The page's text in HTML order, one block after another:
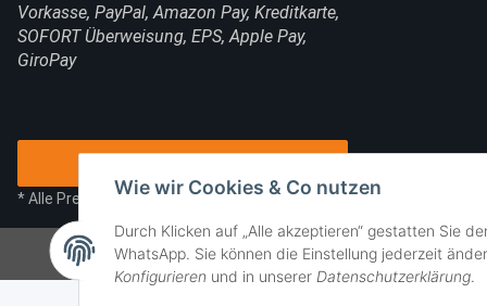
Wie wir Cookies & Co nutzen
Durch Klicken auf „Alle akzeptieren“ gestatten Sie
WhatsApp. Sie können die Einstellung jederzeit
Konfigurieren und in unserer Datenschutzerklärung.
Vorkasse, PayPal, Amazon Pay, Kreditkarte,
SOFORT Überweisung, EPS, Apple Pay,
GiroPay
* Alle Preise inkl. gesetzlicher USt., zzgl.Versand